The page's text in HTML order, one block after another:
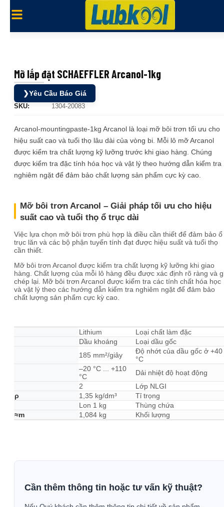
Mỡ lắp đặt SCHAEFFLER Arcanol-1kg
❯Yêu Cầu Báo Giá
SKU: 1304-20083
Arcanol-mountingpaste-1kg Arcanol là loại mỡ bôi trơn tối ưu cho
hiệu suất cao và tuổi thọ lâu dài của vòng bi. Mỗi lô mỡ Arcanol
được kiểm tra chất lượng kỹ lưỡng trước khi giao hàng. Chúng
được kiểm tra đặc tính hóa học và vật lý theo hướng dẫn kiểm tra
nghiêm ngặt để đảm bảo chất lượng sản phẩm cực kỳ cao.
Mỡ bôi trơn Arcanol – Giải pháp tối ưu cho hiệu
suất cao và tuổi thọ ổ trục dài
Việc lựa chọn mỡ bôi trơn phù hợp là điều cần thiết để đảm bảo ổ
trục lăn và các bộ phận tuyến tính đạt được hiệu suất và tuổi thọ
cần thiết.
Mỡ bôi trơn Arcanol được kiểm tra chất lượng kỹ lưỡng khi giao
hàng. Chất lượng của mỗi lô hàng đều được xác định rõ ràng và
chép lại. Mỡ bôi trơn Arcanol được kiểm tra các tính chất hóa học
và vật lý theo các hướng dẫn kiểm tra nghiêm ngặt để đảm bảo
chất lượng sản phẩm cực kỳ cao.
Lithium
Loại chất làm đặc
Dầu khoáng
Loại dầu gốc
185 mm²/giây
Độ nhớt của dầu gốc ở +40
°C
–20 °C ... +110
°C
Dải nhiệt độ hoạt động
2
Lớp NLGI
ρ
1,35 kg/dm³
Tỉ trọng
Lon 1 kg
Thùng chứa
≈m
1,084 kg Khối lượng
Cần thêm thông tin hoặc tư vấn kỹ thuật?